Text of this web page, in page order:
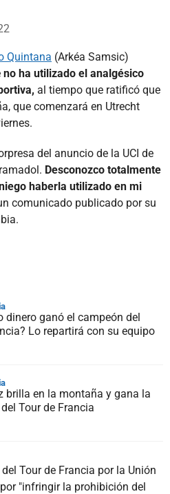
Quintana (Arkéa Samsic)
no ha utilizado el analgésico
al tiempo que ratificó que
que comenzará en Utrecht
del anuncio de la UCI de
Desconozco totalmente
haberla utilizado en mi
comunicado publicado por su
dinero ganó el campeón del
Lo repartirá con su equipo
brilla en la montaña y gana la
Tour de Francia
Tour de Francia por la Unión
"infringir la prohibición del